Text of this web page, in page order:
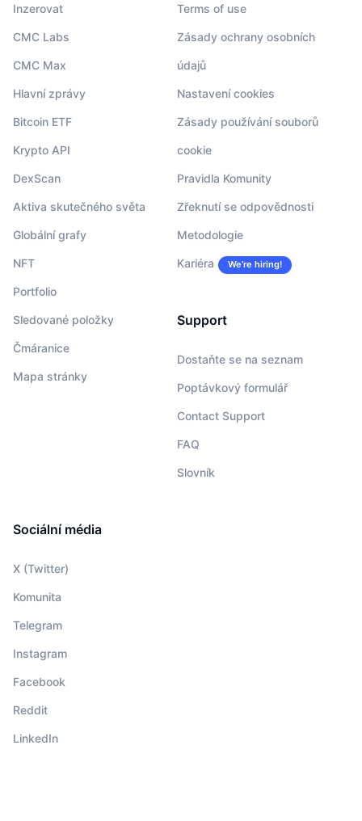
Inzerovat
CMC Labs
CMC Max
Hlavní zprávy
Bitcoin ETF
Krypto API
DexScan
Aktiva skutečného světa
Globální grafy
NFT
Portfolio
Sledované položky
Čmáranice
Mapa stránky
Terms of use
Zásady ochrany osobních
údajů
Nastavení cookies
Zásady používání souborů
cookie
Pravidla Komunity
Zřeknutí se odpovědnosti
Metodologie
Kariéra We’re hiring!
Support
Dostaňte se na seznam
Poptávkový formulář
Contact Support
FAQ
Slovník
Sociální média
X (Twitter)
Komunita
Telegram
Instagram
Facebook
Reddit
LinkedIn